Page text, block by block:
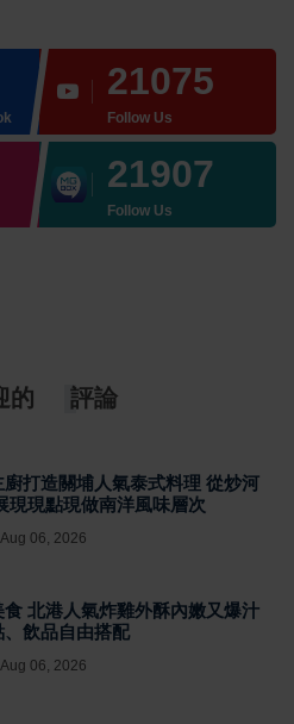
21075
Follow Us
21907
Follow Us
的 評論
打造關埔人氣泰式料理 從炒河
現現點現做南洋風味層次
Aug 06, 2026
食 北港人氣炸雞外酥內嫩又爆汁
飲品自由搭配
Aug 06, 2026